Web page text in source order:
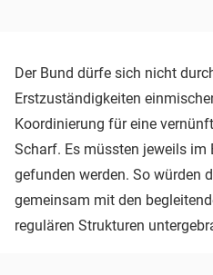
Der Bund dürfe sich nicht
Erstzuständigkeiten
Koordinierung für eine
Scharf. Es müssten jeweils im
gefunden werden. So würden
gemeinsam mit den
regulären Strukturen